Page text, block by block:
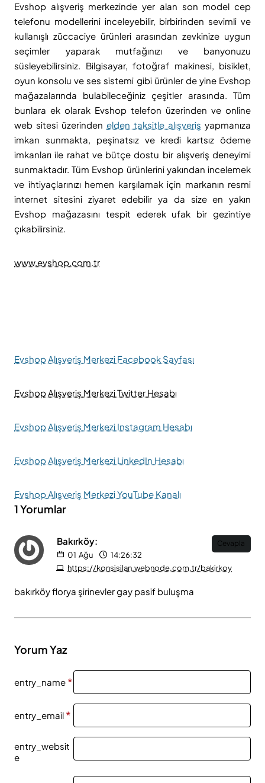
Evshop alışveriş merkezinde yer alan son model cep
telefonu modellerini inceleyebilir, birbirinden sevimli ve
kullanışlı züccaciye ürünleri arasından zevkinize uygun
seçimler yaparak mutfağınızı ve banyonuzu
süsleyebilirsiniz. Bilgisayar, fotoğraf makinesi, bisiklet,
oyun konsolu ve ses sistemi gibi ürünler de yine Evshop
mağazalarında bulabileceğiniz çeşitler arasında. Tüm
bunlara ek olarak Evshop telefon üzerinden ve online
web sitesi üzerinden elden taksitle alışveriş yapmanıza
imkan sunmakta, peşinatsız ve kredi kartsız ödeme
imkanları ile rahat ve bütçe dostu bir alışveriş deneyimi
sunmaktadır. Tüm Evshop ürünlerini yakından incelemek
ve ihtiyaçlarınızı hemen karşılamak için markanın resmi
internet sitesini ziyaret edebilir ya da size en yakın
Evshop mağazasını tespit ederek ufak bir gezintiye
çıkabilirsiniz.
www.evshop.com.tr
Evshop Alışveriş Merkezi Facebook Sayfası
Evshop Alışveriş Merkezi Twitter Hesabı
Evshop Alışveriş Merkezi Instagram Hesabı
Evshop Alışveriş Merkezi LinkedIn Hesabı
Evshop Alışveriş Merkezi YouTube Kanalı
1 Yorumlar
Bakırköy:
01 Ağu
14:26:32
https://konsisilan.webnode.com.tr/bakirkoy
Cevapla
bakırköy florya şirinevler gay pasif buluşma
Yorum Yaz
entry_name
entry_email
entry_websit
e